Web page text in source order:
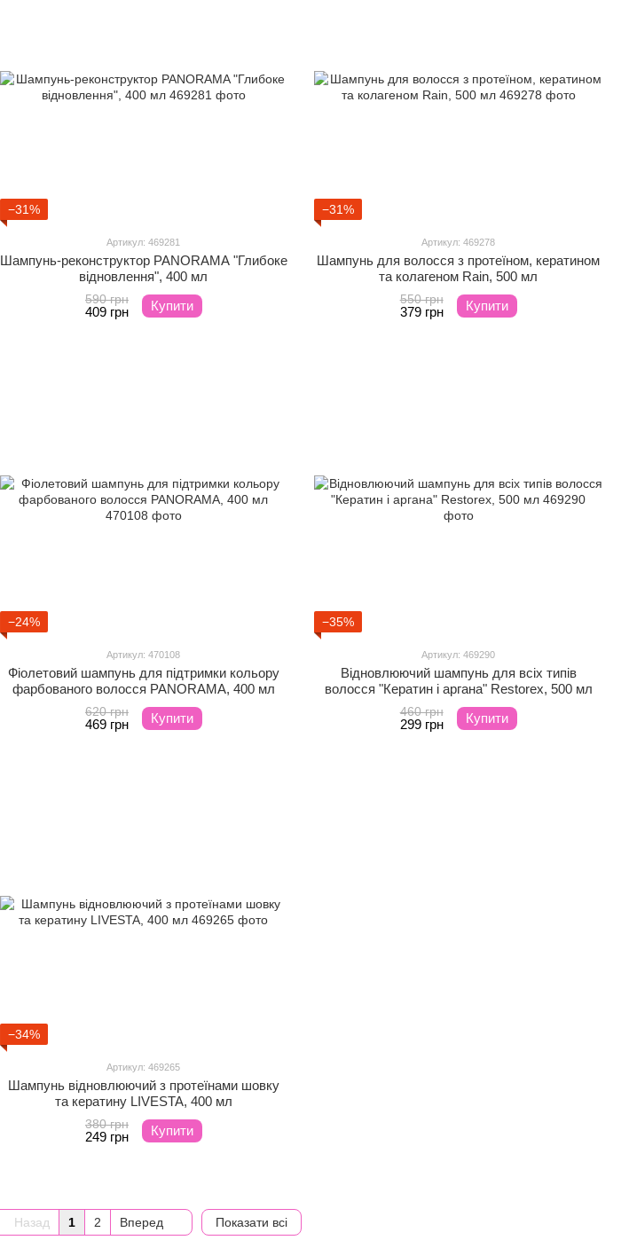
−31%
Артикул: 469281
Шампунь-реконструктор PANORAMA "Глибоке
відновлення", 400 мл
590 грн
409 грн Купити
−31%
Артикул: 469278
Шампунь для волосся з протеїном, кератином
та колагеном Rain, 500 мл
550 грн
379 грн Купити
−24%
Артикул: 470108
Фіолетовий шампунь для підтримки кольору
фарбованого волосся PANORAMA, 400 мл
620 грн
469 грн Купити
−35%
Артикул: 469290
Відновлюючий шампунь для всіх типів
волосся "Кератин і аргана" Restorex, 500 мл
460 грн
299 грн Купити
−34%
Артикул: 469265
Шампунь відновлюючий з протеїнами шовку
та кератину LIVESTA, 400 мл
380 грн
249 грн Купити
Назад 1 2 Вперед Показати всі